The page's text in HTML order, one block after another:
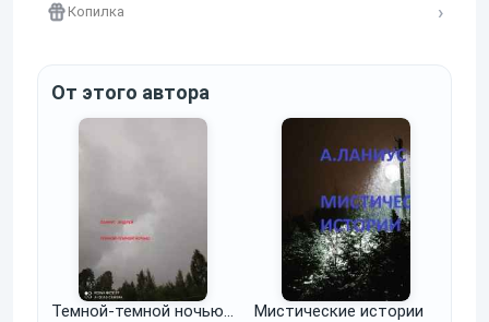
Копилка
От этого автора
Темной-темной ночью... Мистические истории